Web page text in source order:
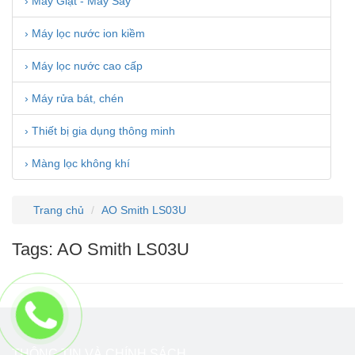
› Máy lọc nước ion kiềm
› Máy lọc nước cao cấp
› Máy rửa bát, chén
› Thiết bị gia dụng thông minh
› Màng lọc không khí
Trang chủ AO Smith LS03U
Tags: AO Smith LS03U